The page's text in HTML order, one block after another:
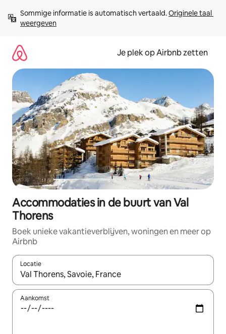
direct
naar
Sommige informatie is automatisch vertaald. Originele taal
weergeven
Je plek op Airbnb zetten
Accommodaties in de buurt van Val
Thorens
Boek unieke vakantieverblijven, woningen en meer op
Airbnb
Locatie
Wanneer er resultaten beschikbaar zijn, maak je een keuze
Aankomst